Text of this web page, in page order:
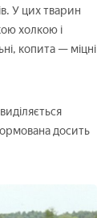
У цих тварин
холкою і
копита — міцні
досить